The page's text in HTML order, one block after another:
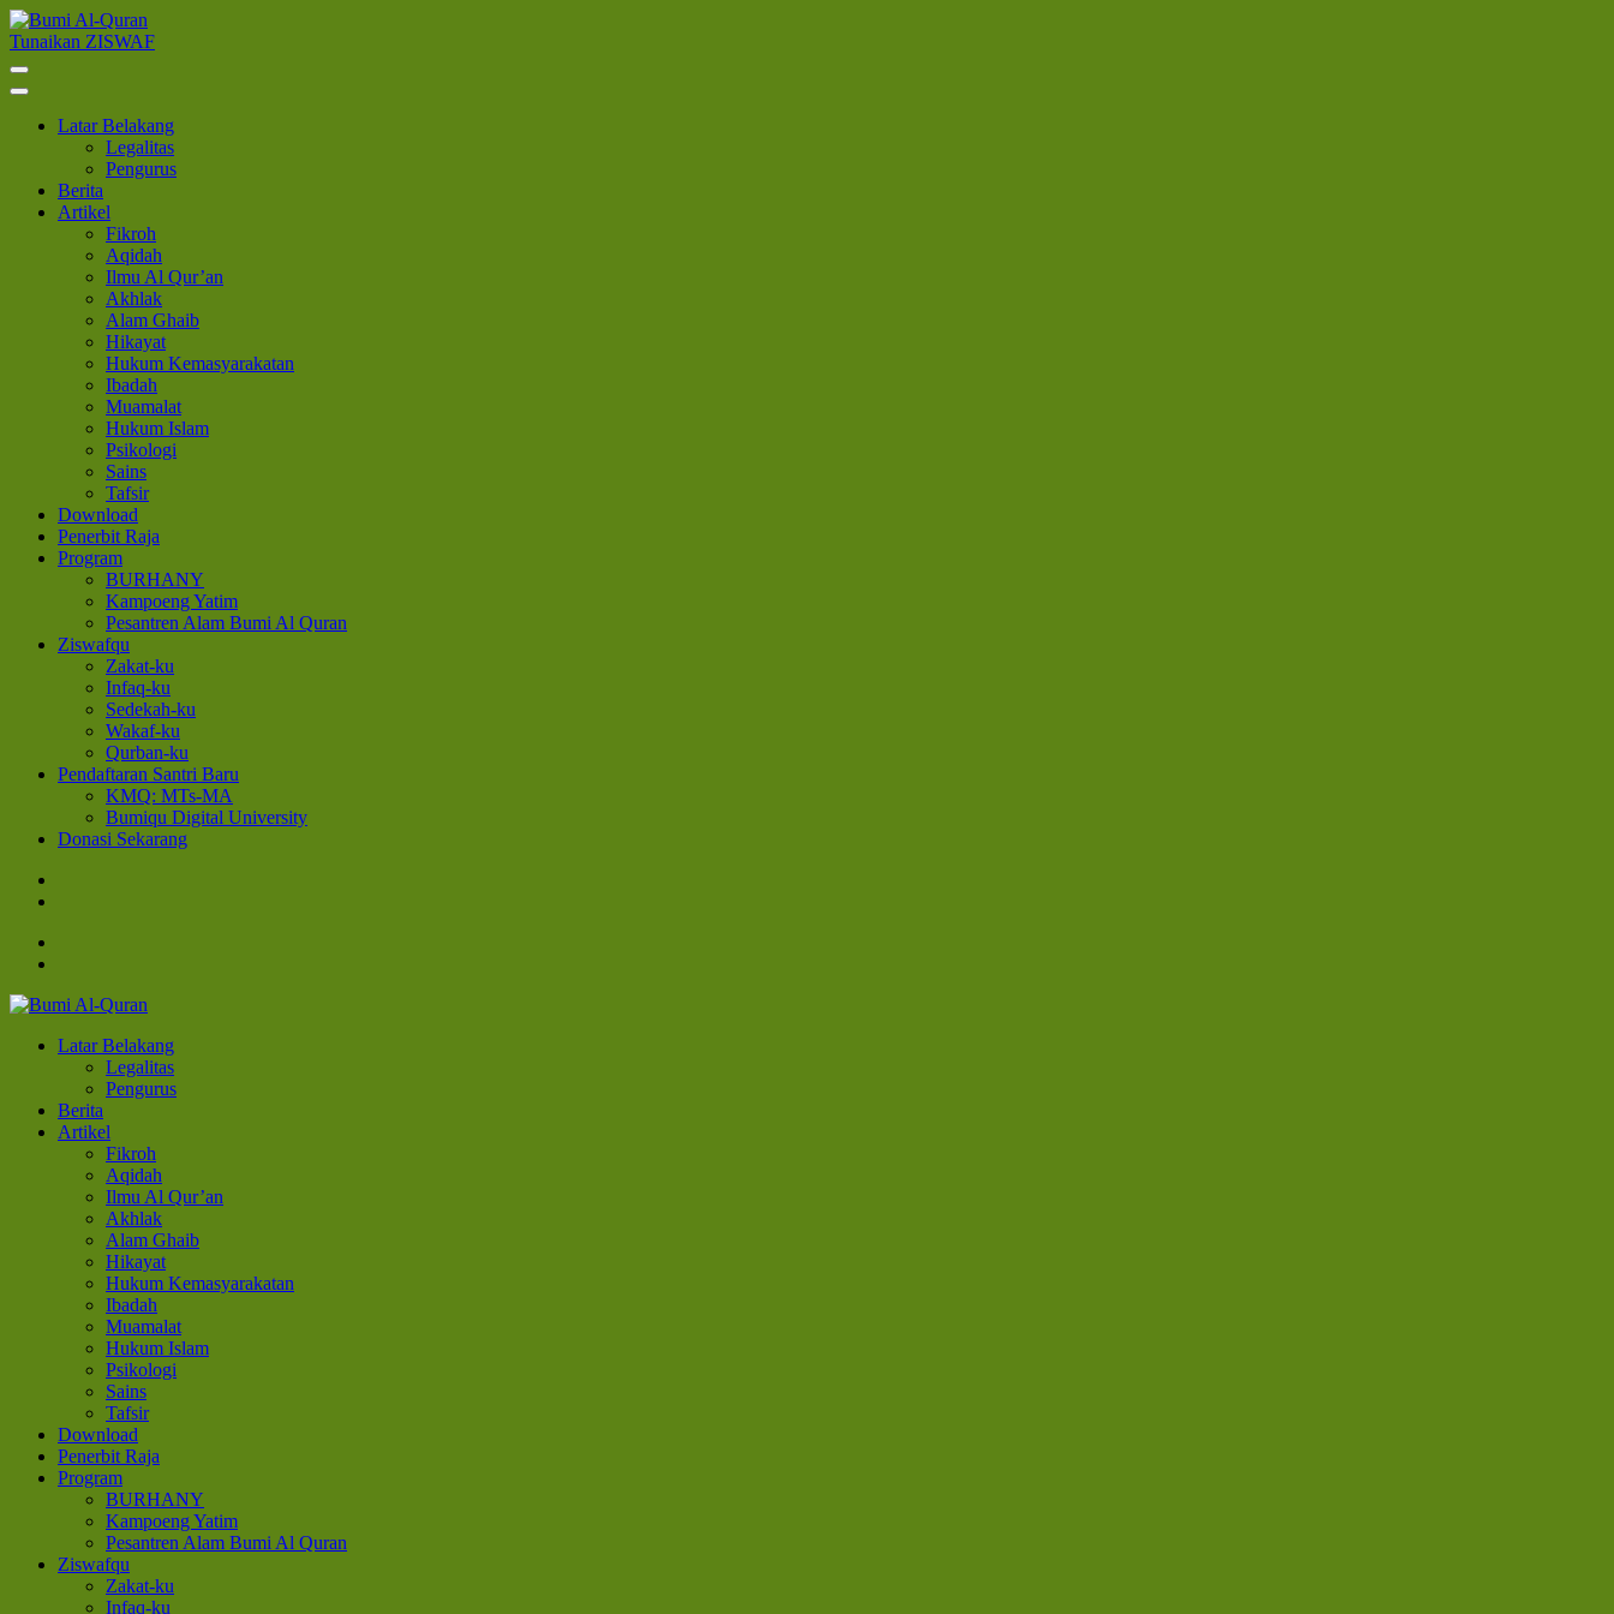
Lompat
ke
konten
(Tekan
Tunaikan ZISWAF
Latar Belakang
Legalitas
Pengurus
Berita
Artikel
Fikroh
Aqidah
Ilmu Al Qur’an
Akhlak
Alam Ghaib
Hikayat
Hukum Kemasyarakatan
Ibadah
Muamalat
Hukum Islam
Psikologi
Sains
Tafsir
Download
Penerbit Raja
Program
BURHANY
Kampoeng Yatim
Pesantren Alam Bumi Al Quran
Ziswafqu
Zakat-ku
Infaq-ku
Sedekah-ku
Wakaf-ku
Qurban-ku
Pendaftaran Santri Baru
KMQ: MTs-MA
Bumiqu Digital University
Donasi Sekarang
Bumi Al-Quran
Sinergi Untuk Kebahagiaan Dunia-Akhirat
Latar Belakang
Legalitas
Pengurus
Berita
Artikel
Fikroh
Aqidah
Ilmu Al Qur’an
Akhlak
Alam Ghaib
Hikayat
Hukum Kemasyarakatan
Ibadah
Muamalat
Hukum Islam
Psikologi
Sains
Tafsir
Download
Penerbit Raja
Program
BURHANY
Kampoeng Yatim
Pesantren Alam Bumi Al Quran
Ziswafqu
Zakat-ku
Infaq-ku